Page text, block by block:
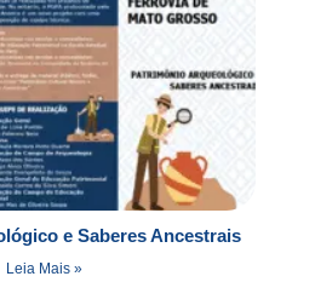
e Saberes Ancestrais
Leia Mais »